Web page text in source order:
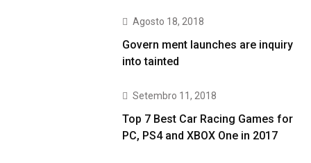
Agosto 18, 2018
Govern ment launches are inquiry
into tainted
Setembro 11, 2018
Top 7 Best Car Racing Games for
PC, PS4 and XBOX One in 2017